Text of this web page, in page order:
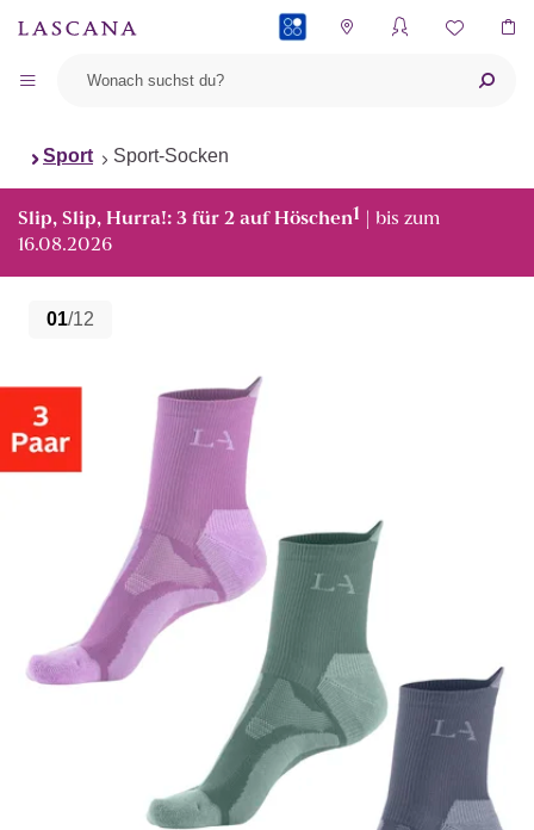
Sport Sport-Socken
Slip, Slip, Hurra!: 3 für 2 auf Höschen1 | bis zum
16.08.2026
01/12